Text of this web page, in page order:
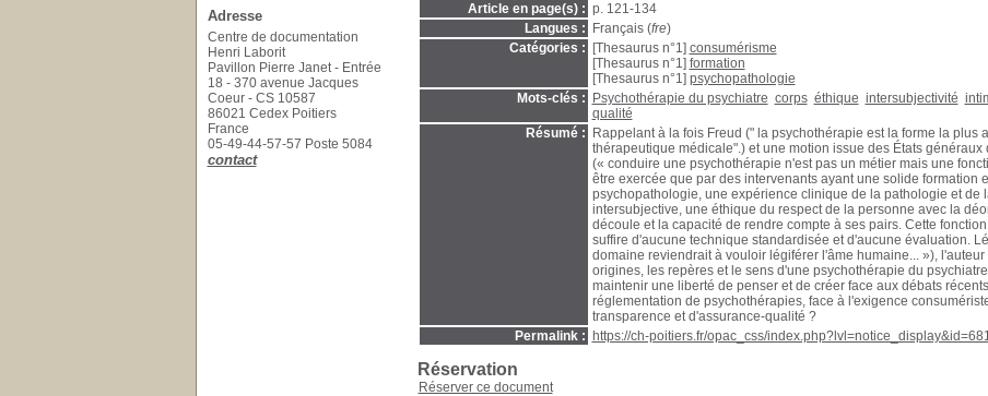
Article en page(s) : p. 121-134
Langues :
Français (fre)
Catégories :
[Thesaurus n°1] consumérisme
[Thesaurus n°1] formation
[Thesaurus n°1] psychopathologie
Mots-clés :
Psychothérapie du psychiatre corps éthique intersubjectivité
qualité
Résumé :
Rappelant à la fois Freud (" la psychothérapie est la forme la plus
thérapeutique médicale".) et une motion issue des États généraux
(« conduire une psychothérapie n'est pas un métier mais une
être exercée que par des intervenants ayant une solide formation
psychopathologie, une expérience clinique de la pathologie et de
intersubjective, une éthique du respect de la personne avec la
découle et la capacité de rendre compte à ses pairs. Cette
suffire d'aucune technique standardisée et d'aucune évaluation.
domaine reviendrait à vouloir légiférer l'âme humaine... »),
origines, les repères et le sens d'une psychothérapie du
maintenir une liberté de penser et de créer face aux débats
réglementation de psychothérapies, face à l'exigence
transparence et d'assurance-qualité ?
Permalink :
https://ch-poitiers.fr/opac_css/
Réservation
Réserver ce document
Adresse
Centre de documentation
Henri Laborit
Pavillon Pierre Janet - Entrée
18 - 370 avenue Jacques
Coeur - CS 10587
86021 Cedex Poitiers
France
05-49-44-57-57 Poste 5084
contact